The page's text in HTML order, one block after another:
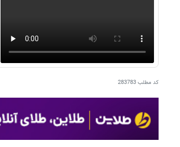
کد مطلب283783